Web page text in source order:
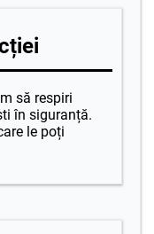
să respiri
în siguranță.
le poți